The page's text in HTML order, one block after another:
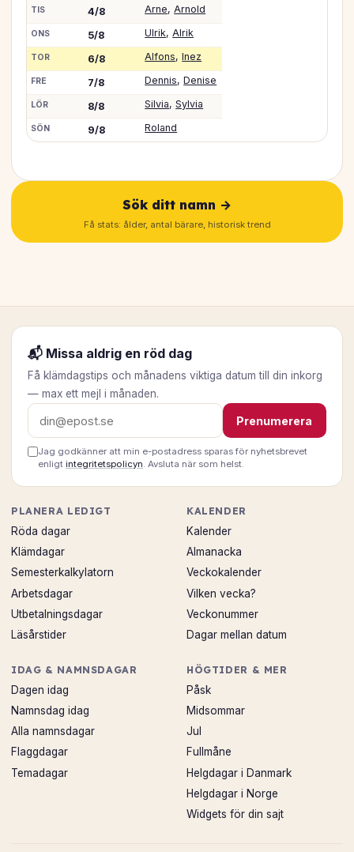
TIS 4/8 Arne, Arnold
ONS 5/8 Ulrik, Alrik
TOR 6/8 Alfons,Inez
FRE 7/8 Dennis,Denise
LÖR 8/8 Silvia,Sylvia
SÖN 9/8 Roland
Sök ditt namn →
Få stats: ålder, antal bärare, historisk trend
📬 Missa aldrig en röd dag
Få klämdagstips och månadens viktiga datum till din inkorg
— max ett mejl i månaden.
E-postadress Prenumerera
Jag godkänner att min e-postadress sparas för nyhetsbrevet
enligt integritetspolicyn. Avsluta när som helst.
PLANERA LEDIGT
Röda dagar
Klämdagar
Semesterkalkylatorn
Arbetsdagar
Utbetalningsdagar
Läsårstider
KALENDER
Kalender
Almanacka
Veckokalender
Vilken vecka?
Veckonummer
Dagar mellan datum
IDAG & NAMNSDAGAR
Dagen idag
Namnsdag idag
Alla namnsdagar
Flaggdagar
Temadagar
HÖGTIDER & MER
Påsk
Midsommar
Jul
Fullmåne
Helgdagar i Danmark
Helgdagar i Norge
Widgets för din sajt